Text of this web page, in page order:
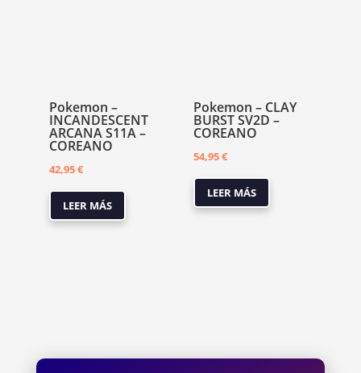
Pokemon –
INCANDESCENT
ARCANA S11A –
COREANO
42,95€
LEER MÁS
Pokemon – CLAY
BURST SV2D –
COREANO
54,95€
LEER MÁS